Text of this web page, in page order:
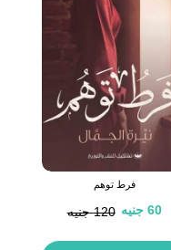
فرط توهم
120 جنيه 60 جنيه